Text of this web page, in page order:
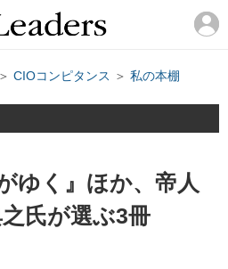
＞ CIOコンピタンス ＞ 私の本棚
ゆく』ほか、帝人
氏が選ぶ3冊